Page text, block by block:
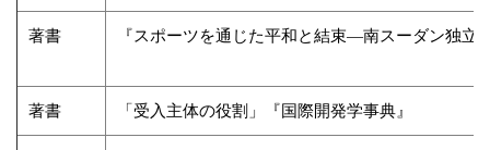
著書 『スポーツを通じた平和と結束―南スーダン独立
著書 「受入主体の役割」『国際開発学事典』